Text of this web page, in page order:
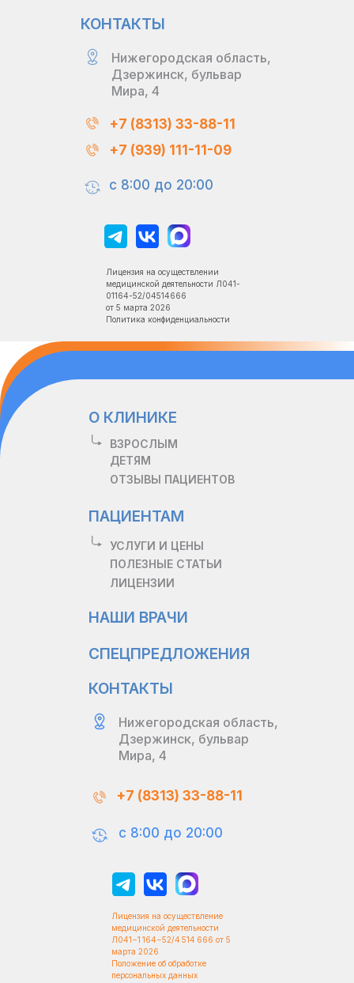
КОНТАКТЫ
с 8:00 до 20:00
+7 (8313) 33-88-11
+7 (939) 111-11-09
Нижегородская область,
Дзержинск, бульвар
Мира, 4
Лицензия на осуществлении
медицинской деятельности Л041-
01164-52/04514666
от 5 марта 2026
Политика конфиденциальности
ЛИЦЕНЗИИ
ПОЛЕЗНЫЕ СТАТЬИ
УСЛУГИ И ЦЕНЫ
ПАЦИЕНТАМ
ОТЗЫВЫ ПАЦИЕНТОВ
ДЕТЯМ
ВЗРОСЛЫМ
О КЛИНИКЕ
КОНТАКТЫ
СПЕЦПРЕДЛОЖЕНИЯ
НАШИ ВРАЧИ
с 8:00 до 20:00
+7 (8313) 33-88-11
Нижегородская область,
Дзержинск, бульвар
Мира, 4
Лицензия на осуществление
медицинской деятельности
Л041−1 164−52/4 514 666 от 5
марта 2026
Положение об обработке
персональных данных